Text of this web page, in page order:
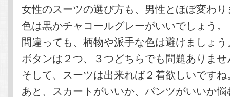
女性のスーツの選び方も、男性とほぼ変わ
色は黒かチャコールグレーがいいでしょう。
間違っても、柄物や派手な色は避けましょう
ボタンは２つ、３つどちらでも問題ありま
そして、スーツは出来れば２着欲しいですね
あと、スカートがいいか、パンツがいいか